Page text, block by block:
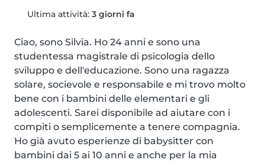
Ultima attività: 3 giorni fa
Ciao, sono Silvia. Ho 24 anni e sono una
studentessa magistrale di psicologia dello
sviluppo e dell'educazione. Sono una ragazza
solare, socievole e responsabile e mi trovo molto
bene con i bambini delle elementari e gli
adolescenti. Sarei disponibile ad aiutare con i
compiti o semplicemente a tenere compagnia.
Ho già avuto esperienze di babysitter con
bambini dai 5 ai 10 anni e anche per la mia